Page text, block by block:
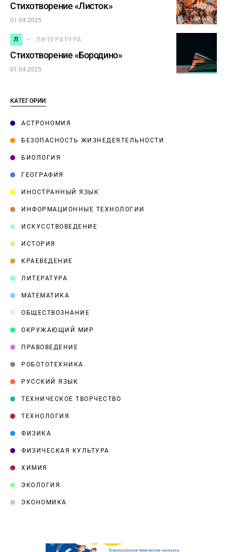
Стихотворение «Листок»
01.04.2025
Л ЛИТЕРАТУРА
Стихотворение «Бородино»
01.04.2025
КАТЕГОРИИ
АСТРОНОМИЯ
БЕЗОПАСНОСТЬ ЖИЗНЕДЕЯТЕЛЬНОСТИ
БИОЛОГИЯ
ГЕОГРАФИЯ
ИНОСТРАННЫЙ ЯЗЫК
ИНФОРМАЦИОННЫЕ ТЕХНОЛОГИИ
ИСКУССТВОВЕДЕНИЕ
ИСТОРИЯ
КРАЕВЕДЕНИЕ
ЛИТЕРАТУРА
МАТЕМАТИКА
ОБЩЕСТВОЗНАНИЕ
ОКРУЖАЮЩИЙ МИР
ПРАВОВЕДЕНИЕ
РОБОТОТЕХНИКА
РУССКИЙ ЯЗЫК
ТЕХНИЧЕСКОЕ ТВОРЧЕСТВО
ТЕХНОЛОГИЯ
ФИЗИКА
ФИЗИЧЕСКАЯ КУЛЬТУРА
ХИМИЯ
ЭКОЛОГИЯ
ЭКОНОМИКА